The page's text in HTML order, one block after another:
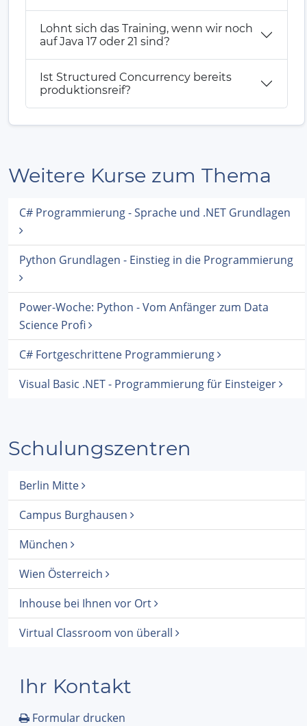
Lohnt sich das Training, wenn wir noch
auf Java 17 oder 21 sind?
Ist Structured Concurrency bereits
produktionsreif?
Weitere Kurse zum Thema
C# Programmierung - Sprache und .NET Grundlagen
Python Grundlagen - Einstieg in die Programmierung
Power-Woche: Python - Vom Anfänger zum Data
Science Profi
C# Fortgeschrittene Programmierung
Visual Basic .NET - Programmierung für Einsteiger
Schulungszentren
Berlin Mitte
Campus Burghausen
München
Wien Österreich
Inhouse bei Ihnen vor Ort
Virtual Classroom von überall
Ihr Kontakt
Formular drucken